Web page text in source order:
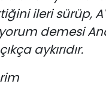
ileri sürüp,
demesi
aykırıdır.